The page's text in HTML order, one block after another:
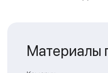
Материалы